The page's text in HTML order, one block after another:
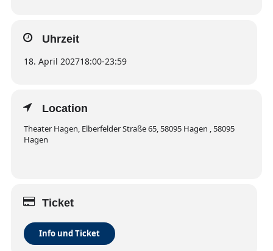
Uhrzeit
18. April 202718:00-23:59
Location
Theater Hagen, Elberfelder Straße 65, 58095 Hagen , 58095
Hagen
Ticket
Info und Ticket